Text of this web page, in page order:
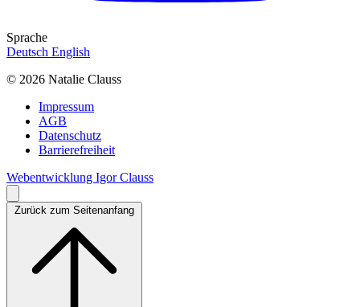
Sprache
Deutsch English
© 2026 Natalie Clauss
Impressum
AGB
Datenschutz
Barrierefreiheit
Webentwicklung Igor Clauss
Zurück zum Seitenanfang